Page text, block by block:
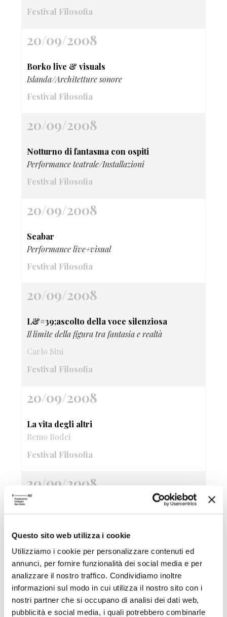
Questo sito web utilizza i cookie
Utilizziamo i cookie per personalizzare contenuti ed
annunci, per fornire funzionalità dei social media e per
analizzare il nostro traffico. Condividiamo inoltre
informazioni sul modo in cui utilizza il nostro sito con i
nostri partner che si occupano di analisi dei dati web,
pubblicità e social media, i quali potrebbero combinarle
Festival Filosofia
20/09/2008
Borko live & visuals
Islanda/Architetture sonore
Festival Filosofia
20/09/2008
Notturno di fantasma con ospiti
Performance teatrale/Installazioni
Festival Filosofia
20/09/2008
Seabar
Performance live+visual
Festival Filosofia
20/09/2008
L&#39;ascolto della voce silenziosa
Il limite della figura tra fantasia e realtà
Carlo Sini
Festival Filosofia
20/09/2008
La vita degli altri
Remo Bodei
Festival Filosofia
20/09/2008
L&#39;immagine cinematografica tra
Pietro Montani
Festival Filosofia
20/09/2008
Ma guarda cosa ci tocca sentire!